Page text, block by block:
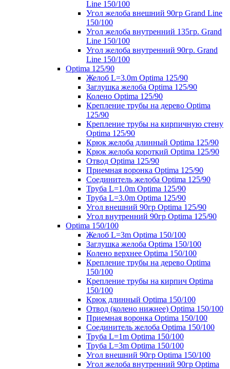
Line 150/100
Угол желоба внешний 90гр Grand Line
150/100
Угол желоба внутренний 135гр. Grand
Line 150/100
Угол желоба внутренний 90гр. Grand
Line 150/100
Optima 125/90
Желоб L=3.0m Optima 125/90
Заглушка желоба Optima 125/90
Колено Optima 125/90
Крепление трубы на дерево Optima
125/90
Крепление трубы на кирпичную стену
Optima 125/90
Крюк желоба длинный Optima 125/90
Крюк желоба короткий Optima 125/90
Отвод Optima 125/90
Приемная воронка Optima 125/90
Соединитель желоба Optima 125/90
Труба L=1.0m Optima 125/90
Труба L=3.0m Optima 125/90
Угол внешний 90гр Optima 125/90
Угол внутренний 90гр Optima 125/90
Optima 150/100
Желоб L=3m Optima 150/100
Заглушка желоба Optima 150/100
Колено верхнее Optima 150/100
Крепление трубы на дерево Optima
150/100
Крепление трубы на кирпич Optima
150/100
Крюк длинный Optima 150/100
Отвод (колено нижнее) Optima 150/100
Приемная воронка Optima 150/100
Соединитель желоба Optima 150/100
Труба L=1m Optima 150/100
Труба L=3m Optima 150/100
Угол внешний 90гр Optima 150/100
Угол желоба внутренний 90гр Optima